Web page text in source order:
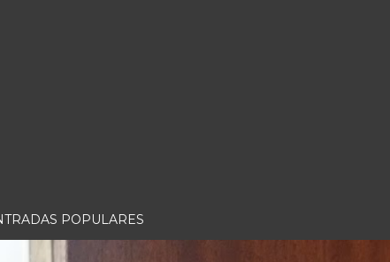
POPULARES